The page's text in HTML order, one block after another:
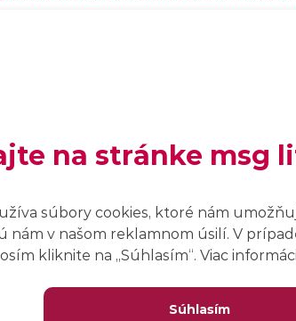
S&S Media
na stránke msg
súbory cookies, ktoré nám
nám v našom reklamnom úsilí. V
kliknite na ,,Súhlasím“. Viac
Súhlasím